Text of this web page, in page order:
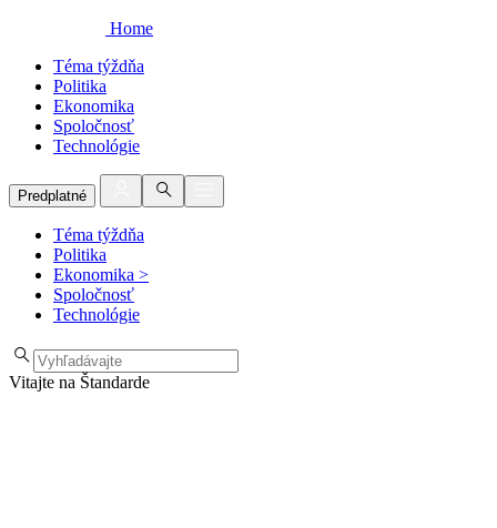
Home
Téma týždňa
Politika
Ekonomika
Spoločnosť
Technológie
Predplatné
Téma týždňa
Politika
Ekonomika >
Spoločnosť
Technológie
Vitajte na Štandarde